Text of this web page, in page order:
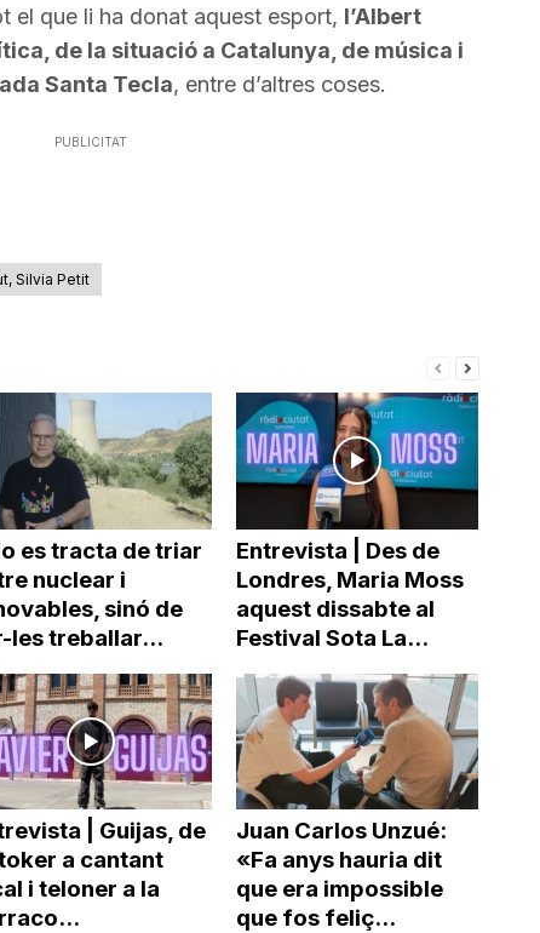
el que li ha donat aquest esport, l’Albert
de la situació a Catalunya, de música i
Santa Tecla, entre d’altres coses.
PUBLICITAT
Silvia Petit
es tracta de triar
nuclear i
sinó de
les treballar...
Entrevista | Des de
Londres, Maria Moss
aquest dissabte al
Festival Sota La...
| Guijas, de
a cantant
i teloner a la
Juan Carlos Unzué:
«Fa anys hauria dit
que era impossible
que fos feliç...